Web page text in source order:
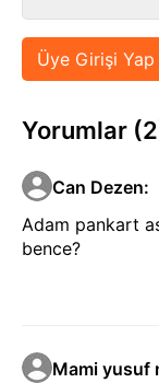
Yorumlar
Can Dezen:
Adam pankart
bence?
Mami yusuf